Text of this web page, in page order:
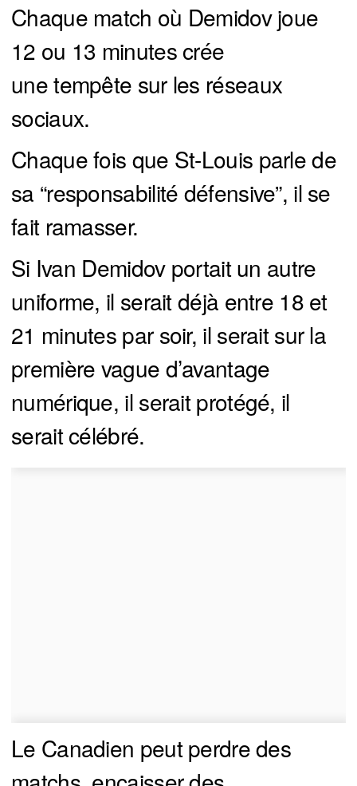
Chaque match où Demidov joue
12 ou 13 minutes crée
une tempête sur les réseaux
sociaux.
Chaque fois que St-Louis parle de
sa “responsabilité défensive”, il se
fait ramasser.
Si Ivan Demidov portait un autre
uniforme, il serait déjà entre 18 et
21 minutes par soir, il serait sur la
première vague d’avantage
numérique, il serait protégé, il
serait célébré.
Le Canadien peut perdre des